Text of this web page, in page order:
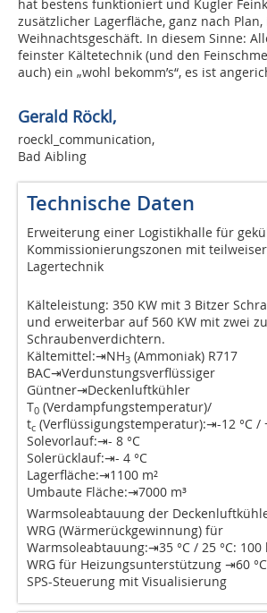
hat bestens funktioniert und Kugler
zusätzlicher Lagerfläche, ganz nach
Weihnachtsgeschäft. In diesem Sinne:
feinster Kältetechnik (und den
auch) ein „wohl bekomm’s“, es ist
Gerald Röckl,
roeckl_communication,
Bad Aibling
Technische Daten
Erweiterung einer Logistikhalle für
Kommissionierungszonen mit
Lagertechnik
Kälteleistung: 350 KW mit 3 Bitzer
und erweiterbar auf 560 KW mit zwei
Schraubenverdichtern.
Kältemittel:⇥NH3 (Ammoniak) R717
BAC⇥Verdunstungsverflüssiger
Güntner⇥Deckenluftkühler
T0 (Verdampfungstemperatur)/
tc (Verflüssigungstemperatur):⇥-12 °C /
Solevorlauf:⇥- 8 °C
Solerücklauf:⇥- 4 °C
Lagerfläche:⇥1100 m²
Umbaute Fläche:⇥7000 m³
Warmsoleabtauung der
WRG (Wärmerückgewinnung) für
Warmsoleabtauung:⇥35 °C / 25 °C: 100
WRG für Heizungsunterstützung ⇥60 °C
SPS-Steuerung mit Visualisierung